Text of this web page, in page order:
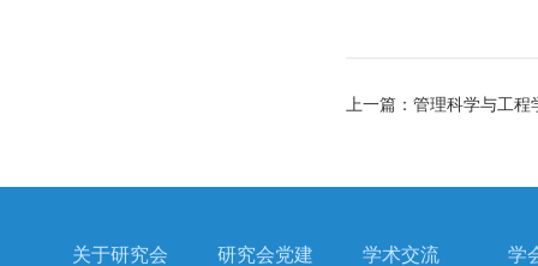
上一篇：管理科学与工
关于研究会 研究会党建 学术交流 学